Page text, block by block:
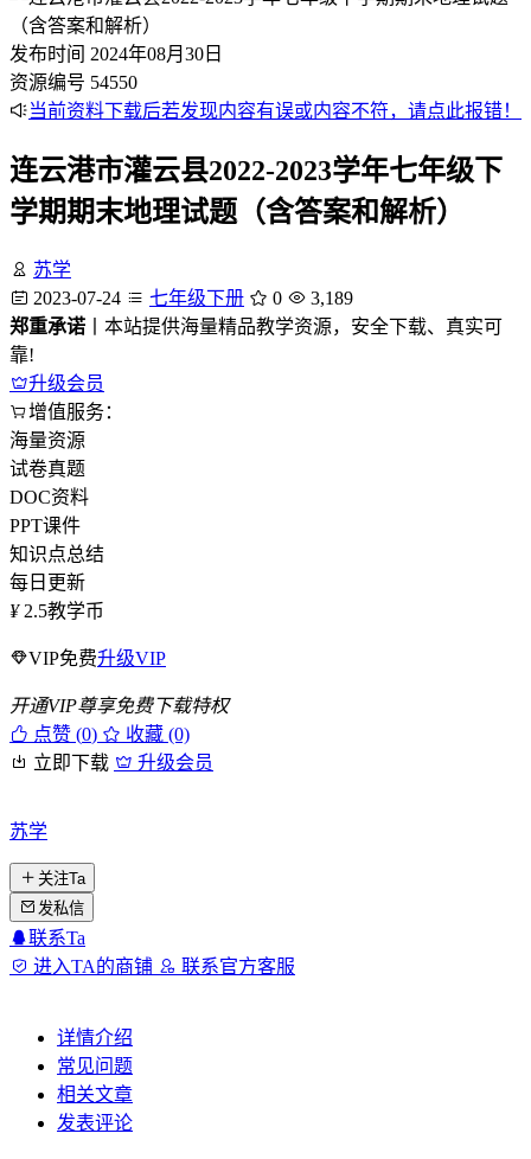
发布时间 2024年08月30日
资源编号 54550
当前资料下载后若发现内容有误或内容不符，请点此报错！
连云港市灌云县2022-2023学年七年级下
学期期末地理试题（含答案和解析）
苏学
2023-07-24
七年级下册 0
3,189
郑重承诺 丨本站提供海量精品教学资源，安全下载、真实可
靠!
升级会员
增值服务：
海量资源
试卷真题
DOC资料
PPT课件
知识点总结
每日更新
¥ 2.5教学币
VIP免费升级VIP
开通VIP尊享免费下载特权
点赞 (0)
收藏 (0)
立即下载
升级会员
苏学
关注Ta
发私信
联系Ta
进入TA的商铺
联系官方客服
详情介绍
常见问题
相关文章
发表评论